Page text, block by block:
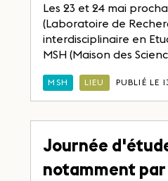
Les 23 et 24 mai
(Laboratoire de
interdisciplinaire en
MSH (Maison des
MSH LIEU PUBLIÉ LE
Journée
notamment